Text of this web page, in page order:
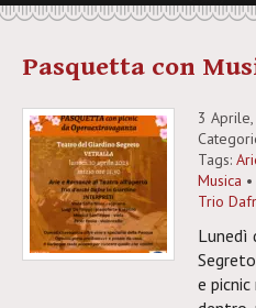
Pasquetta con
3
Tags:
Musica •
Trio
Lunedì
e